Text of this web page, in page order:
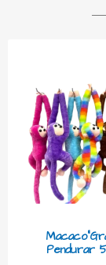
Pendurar